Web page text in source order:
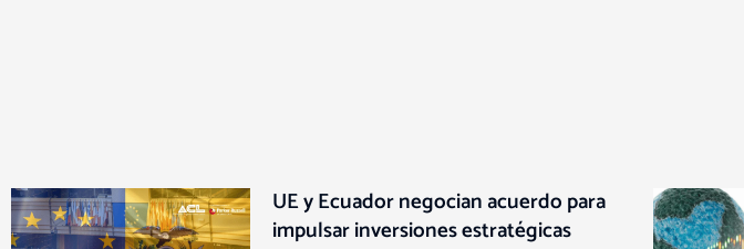
UE y Ecuador negocian acuerdo para
impulsar inversiones estratégicas